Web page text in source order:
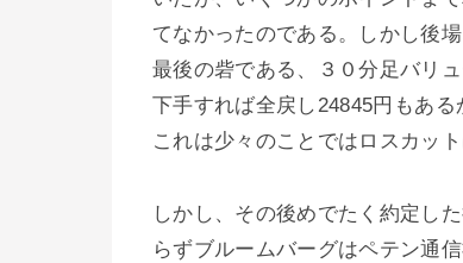
てなかったのである。しかし後
最後の砦である、３０分足バリ
下手すれば全戻し24845円もあ
これは少々のことではロスカッ
しかし、その後めでたく約定し
らずブルームバーグはペテン通